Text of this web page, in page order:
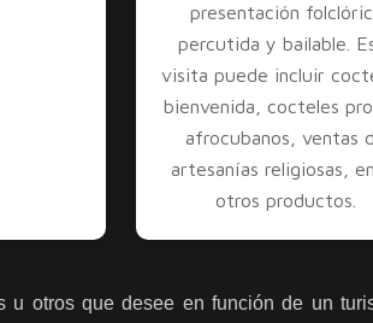
presentación
percutida y bailable.
visita puede incluir
bienvenida, cocteles
afrocubanos, ventas
artesanías religiosas,
otros productos.
u otros que desee en función de un